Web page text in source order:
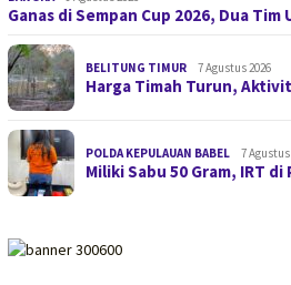
Ganas di Sempan Cup 2026, Dua Tim
BELITUNG TIMUR 7 Agustus 2026
Harga Timah Turun,
POLDA KEPULAUAN BABEL 7 Agustus
Miliki Sabu 50 Gram, IRT